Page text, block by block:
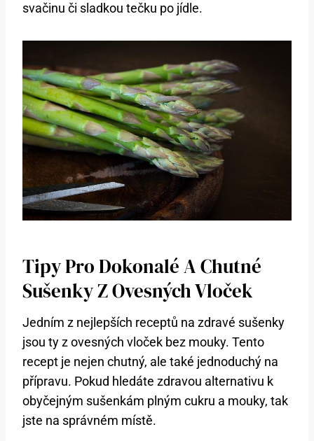
svačinu či sladkou tečku po jídle.
Tipy Pro Dokonalé A Chutné
Sušenky Z Ovesných Vloček
Jedním z nejlepších receptů na zdravé sušenky
jsou ty z ovesných vloček bez mouky. Tento
recept je nejen chutný, ale také jednoduchý na
přípravu. Pokud hledáte zdravou alternativu k
obyčejným sušenkám plným cukru a mouky, tak
jste na správném místě.